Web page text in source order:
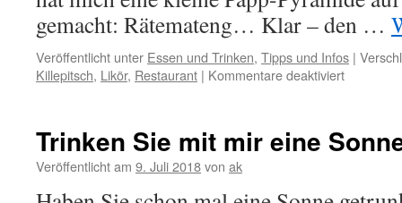
gemacht: Rätemateng… Klar – den …
Veröffentlicht unter Essen und Trinken, Tipps und Infos |
Killepitsch, Likör, Restaurant | Kommentare deaktiviertfür
Trinken Sie mit mir eine
Veröffentlicht am 9. Juli 2018von ak